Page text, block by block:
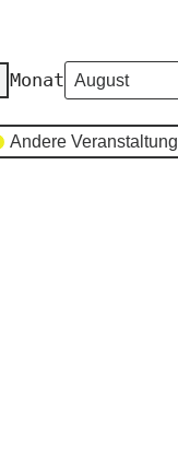
Monat
Andere Veranstaltung